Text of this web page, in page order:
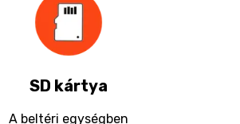
SD kártya
A beltéri egységben